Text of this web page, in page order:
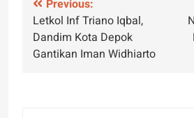
Navigasi
pos
Previous:
Letkol Inf Triano Iqbal,
Dandim Kota Depok
Gantikan Iman Widhiarto